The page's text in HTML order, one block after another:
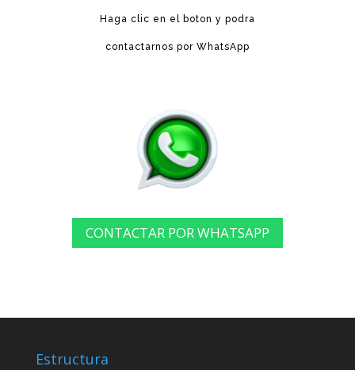
Haga clic en el boton y podra
contactarnos por WhatsApp
CONTACTAR POR WHATSAPP
Estructura